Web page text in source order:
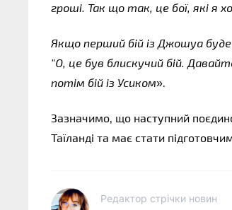
гроші. Так що так, це бої, які я
Якщо перший бій із Джошуа
"О, це був блискучий бій.
потім бій із Усиком».
Зазначимо, що наступний
Таїланді та має стати
Редактор стрічки новин